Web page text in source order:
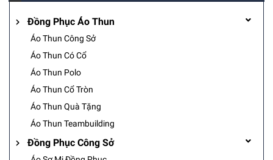
Đồng Phục Áo Thun
Áo Thun Công Sở
Áo Thun Có Cổ
Áo Thun Polo
Áo Thun Cổ Tròn
Áo Thun Quà Tặng
Áo Thun Teambuilding
Đồng Phục Công Sở